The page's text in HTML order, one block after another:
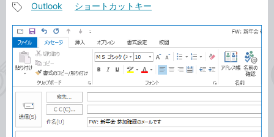
事
カ
テ
ゴ
リ
事
タ
グ
Outlook ショートカットキー